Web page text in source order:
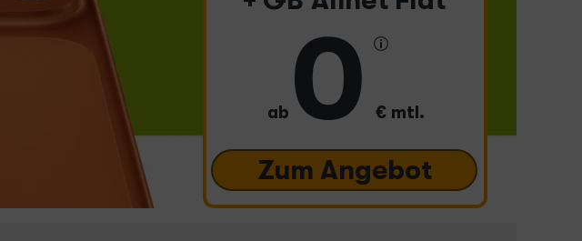
ab 0 € mtl.
Zum Angebot